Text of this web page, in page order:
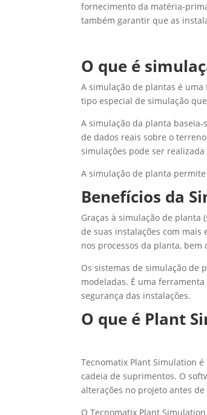
fornecimento da matéria-
também garantir que as
O que é
A simulação de plantas é
tipo especial de simulação
A simulação da planta
de dados reais sobre o
simulações pode ser
A simulação de planta
Benefícios da
Graças à simulação de planta
de suas instalações com
nos processos da planta,
Os sistemas de simulação de
modeladas. É uma
segurança das instalações.
O que é Plant
Tecnomatix Plant Simulation
cadeia de suprimentos. O
alterações no projeto antes
O Tecnomatix Plant